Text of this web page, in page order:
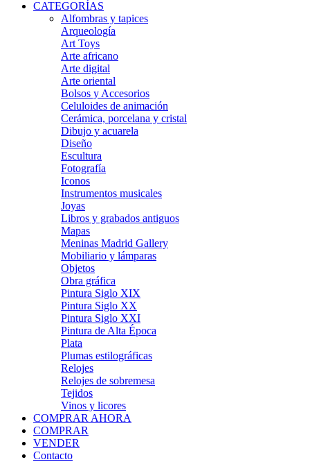
CATEGORÍAS
Alfombras y tapices
Arqueología
Art Toys
Arte africano
Arte digital
Arte oriental
Bolsos y Accesorios
Celuloides de animación
Cerámica, porcelana y cristal
Dibujo y acuarela
Diseño
Escultura
Fotografía
Iconos
Instrumentos musicales
Joyas
Libros y grabados antiguos
Mapas
Meninas Madrid Gallery
Mobiliario y lámparas
Objetos
Obra gráfica
Pintura Siglo XIX
Pintura Siglo XX
Pintura Siglo XXI
Pintura de Alta Época
Plata
Plumas estilográficas
Relojes
Relojes de sobremesa
Tejidos
Vinos y licores
COMPRAR AHORA
COMPRAR
VENDER
Contacto